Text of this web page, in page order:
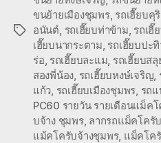
Tags
ขนย้ายเมืองชุมพร, รถเฮี๊ยบคุ
อนันต์, รถเฮี๊ยบท่าข้าม, รถเฮี๊
เฮี๊ยบนากระตาม, รถเฮี๊ยบปะ
ร่อ, รถเฮี๊ยบละแม, รถเฮี๊ยบสลุ
สองพี่น้อง, รถเฮี๊ยบหงษ์เจริญ,
แก้ว, รถเฮี๊ยบเมืองชุมพร, รถ
PC60 รายวัน รายเดือนแม็ค
บจ้าง ชุมพร, ลากรถแม็คโครั
แม้คโครับจ้างชุมพร, แม็คโค